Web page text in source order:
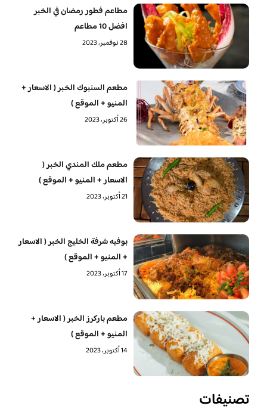
مطاعم فطور رمضان في الخبر
افضل 10 مطاعم
28 نوفمبر، 2023
مطعم السنبوك الخبر ( الاسعار +
المنيو + الموقع )
26 أكتوبر، 2023
مطعم ملك المندي الخبر (
الاسعار + المنيو + الموقع )
21 أكتوبر، 2023
بوفيه شرفة الخليج الخبر ( الاسعار
+ المنيو + الموقع )
17 أكتوبر، 2023
مطعم باركرز الخبر ( الاسعار +
المنيو + الموقع )
14 أكتوبر، 2023
تصنيفات